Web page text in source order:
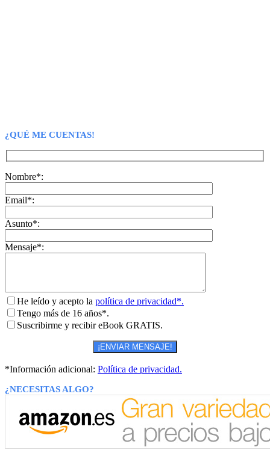
¿QUÉ ME CUENTAS!
Nombre*:
Email*:
Asunto*:
Mensaje*:
He leído y acepto la política de privacidad*.
Tengo más de 16 años*.
Suscribirme y recibir eBook GRATIS.
*Información adicional: Política de privacidad.
¿NECESITAS ALGO?